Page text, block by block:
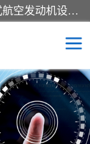
航空煤油（Jet Fuel）是专门为喷气式航空发动机设计的高纯度燃料，主要分为Jet A、Jet A-1和Jet B等类型。其特点是闪点高、低温流动性好，并添加了抗静电剂和抗氧化剂以确保飞行安全。航空煤油需
溶剂油
溶剂油